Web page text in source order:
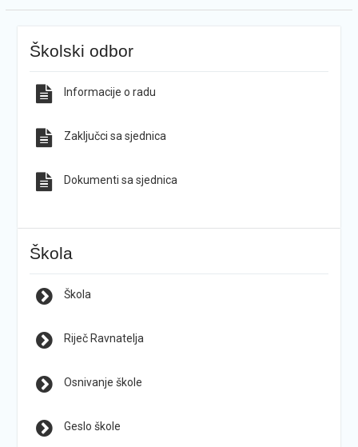
Školski odbor
Informacije o radu
Zaključci sa sjednica
Dokumenti sa sjednica
Škola
Škola
Riječ Ravnatelja
Osnivanje škole
Geslo škole